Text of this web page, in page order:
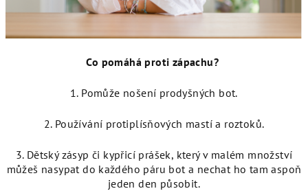
Co pomáhá proti zápachu?
1. Pomůže nošení prodyšných bot.
2. Používání protiplísňových mastí a roztoků.
3. Dětský zásyp či kypřicí prášek, který v malém množství
můžeš nasypat do každého páru bot a nechat ho tam aspoň
jeden den působit.